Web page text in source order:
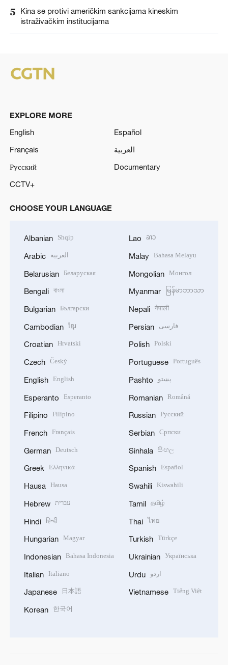
5
Kina se protivi američkim sankcijama kineskim
istraživačkim institucijama
EXPLORE MORE
English
Español
Français
العربية
Русский
Documentary
CCTV+
CHOOSE YOUR LANGUAGE
Albanian Shqip
Arabic العربية
Belarusian Беларуская
Bengali বাংলা
Bulgarian Български
Cambodian ខ្មែរ
Croatian Hrvatski
Czech Český
English English
Esperanto Esperanto
Filipino Filipino
French Français
German Deutsch
Greek Ελληνικά
Hausa Hausa
Hebrew עברית
Hindi हिन्दी
Hungarian Magyar
Indonesian Bahasa Indonesia
Italian Italiano
Japanese 日本語
Korean 한국어
Lao ລາວ
Malay Bahasa Melayu
Mongolian Монгол
Myanmar မြန်မာဘာသာ
Nepali नेपाली
Persian فارسی
Polish Polski
Portuguese Português
Pashto پښتو
Romanian Română
Russian Русский
Serbian Српски
Sinhala සිංහල
Spanish Español
Swahili Kiswahili
Tamil தமிழ்
Thai ไทย
Turkish Türkçe
Ukrainian Українська
Urdu اردو
Vietnamese Tiếng Việt